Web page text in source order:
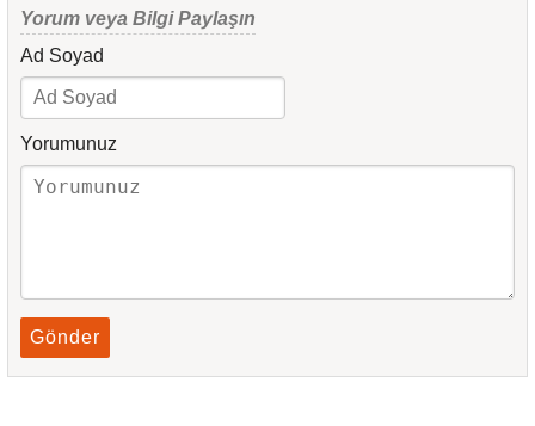
Yorum veya Bilgi Paylaşın
Ad Soyad
Yorumunuz
Gönder